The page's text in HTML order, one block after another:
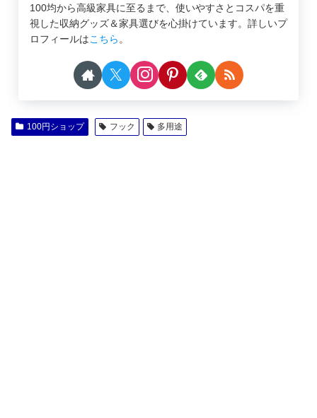
100均から高級家具に至るまで、使いやすさとコスパを重
視した収納グッズ＆家具選びを心掛けています。詳しいプ
ロフィールはこちら 。
100円ショップ フック 多用途